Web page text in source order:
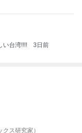
い台湾!!!! 3日前
ス研究家）